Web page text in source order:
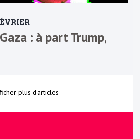
: à part Trump,
plus d'articles